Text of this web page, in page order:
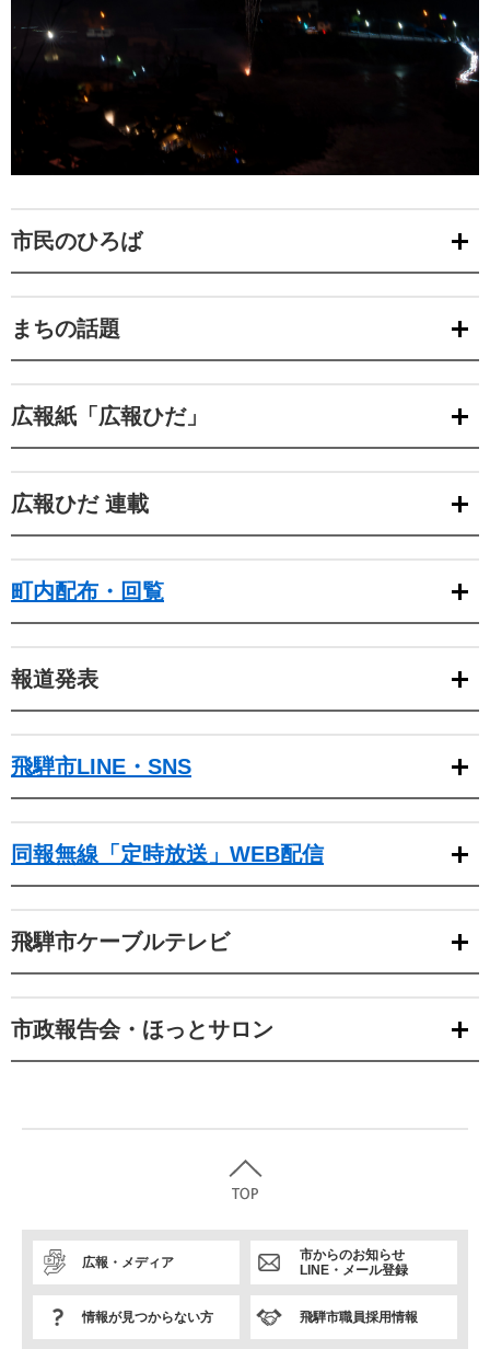
市民のひろば
まちの話題
広報紙「広報ひだ」
広報ひだ 連載
町内配布・回覧
報道発表
飛騨市LINE・SNS
同報無線「定時放送」WEB配信
飛騨市ケーブルテレビ
市政報告会・ほっとサロン
広報・メディア
市からのお知らせ
LINE・メール登録
情報が見つからない方 飛騨市職員採用情報